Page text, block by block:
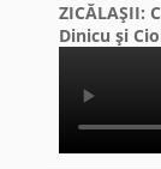
ZICĂLAŞII:
Dinicu şi